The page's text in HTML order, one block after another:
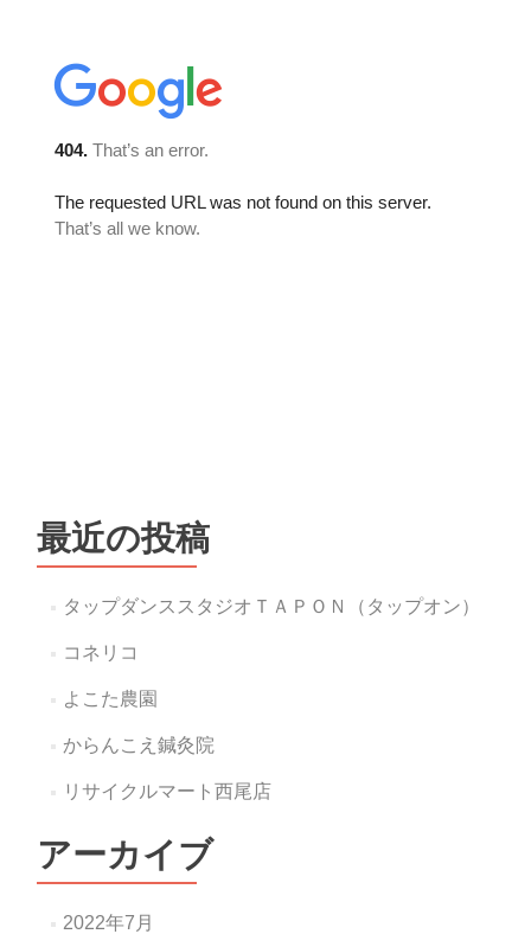
最近の投稿
タップダンススタジオＴＡＰＯＮ（タップオン）
コネリコ
よこた農園
からんこえ鍼灸院
リサイクルマート西尾店
アーカイブ
2022年7月